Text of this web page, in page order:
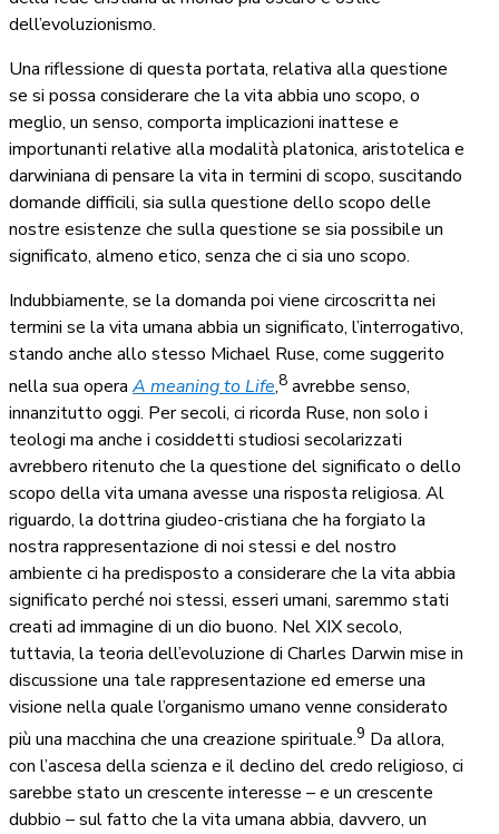
dell’evoluzionismo.
Una riflessione di questa portata, relativa alla questione
se si possa considerare che la vita abbia uno scopo, o
meglio, un senso, comporta implicazioni inattese e
importunanti relative alla modalità platonica, aristotelica e
darwiniana di pensare la vita in termini di scopo, suscitando
domande difficili, sia sulla questione dello scopo delle
nostre esistenze che sulla questione se sia possibile un
significato, almeno etico, senza che ci sia uno scopo.
Indubbiamente, se la domanda poi viene circoscritta nei
termini se la vita umana abbia un significato, l’interrogativo,
stando anche allo stesso Michael Ruse, come suggerito
nella sua opera A meaning to Life,8 avrebbe senso,
innanzitutto oggi. Per secoli, ci ricorda Ruse, non solo i
teologi ma anche i cosiddetti studiosi secolarizzati
avrebbero ritenuto che la questione del significato o dello
scopo della vita umana avesse una risposta religiosa. Al
riguardo, la dottrina giudeo-cristiana che ha forgiato la
nostra rappresentazione di noi stessi e del nostro
ambiente ci ha predisposto a considerare che la vita abbia
significato perché noi stessi, esseri umani, saremmo stati
creati ad immagine di un dio buono. Nel XIX secolo,
tuttavia, la teoria dell’evoluzione di Charles Darwin mise in
discussione una tale rappresentazione ed emerse una
visione nella quale l’organismo umano venne considerato
più una macchina che una creazione spirituale.9 Da allora,
con l’ascesa della scienza e il declino del credo religioso, ci
sarebbe stato un crescente interesse – e un crescente
dubbio – sul fatto che la vita umana abbia, davvero, un